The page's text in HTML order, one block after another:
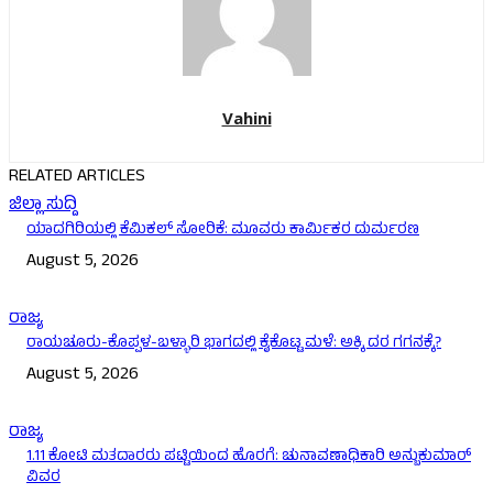
Vahini
RELATED ARTICLES
ಜಿಲ್ಲಾ ಸುದ್ದಿ
ಯಾದಗಿರಿಯಲ್ಲಿ ಕೆಮಿಕಲ್ ಸೋರಿಕೆ: ಮೂವರು ಕಾರ್ಮಿಕರ ದುರ್ಮರಣ
August 5, 2026
ರಾಜ್ಯ
ರಾಯಚೂರು-ಕೊಪ್ಪಳ-ಬಳ್ಳಾರಿ ಭಾಗದಲ್ಲಿ ಕೈಕೊಟ್ಟ ಮಳೆ: ಅಕ್ಕಿ ದರ ಗಗನಕ್ಕೆ?
August 5, 2026
ರಾಜ್ಯ
1.11 ಕೋಟಿ ಮತದಾರರು ಪಟ್ಟಿಯಿಂದ ಹೊರಗೆ: ಚುನಾವಣಾಧಿಕಾರಿ ಅನ್ಬುಕುಮಾರ್
ವಿವರ